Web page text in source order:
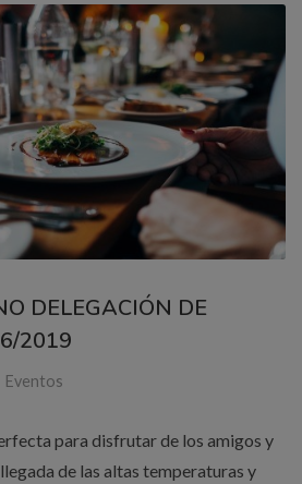
DELEGACIÓN DE
2019
Eventos
para disfrutar de los amigos y
de las altas temperaturas y